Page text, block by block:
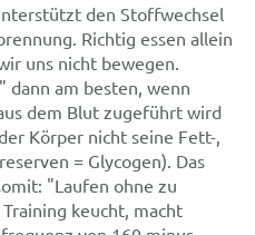
den Stoffwechsel
Richtig essen allein
uns nicht bewegen.
am besten, wenn
dem Blut zugeführt wird
Körper nicht seine Fett-,
= Glycogen). Das
"Laufen ohne zu
keucht, macht